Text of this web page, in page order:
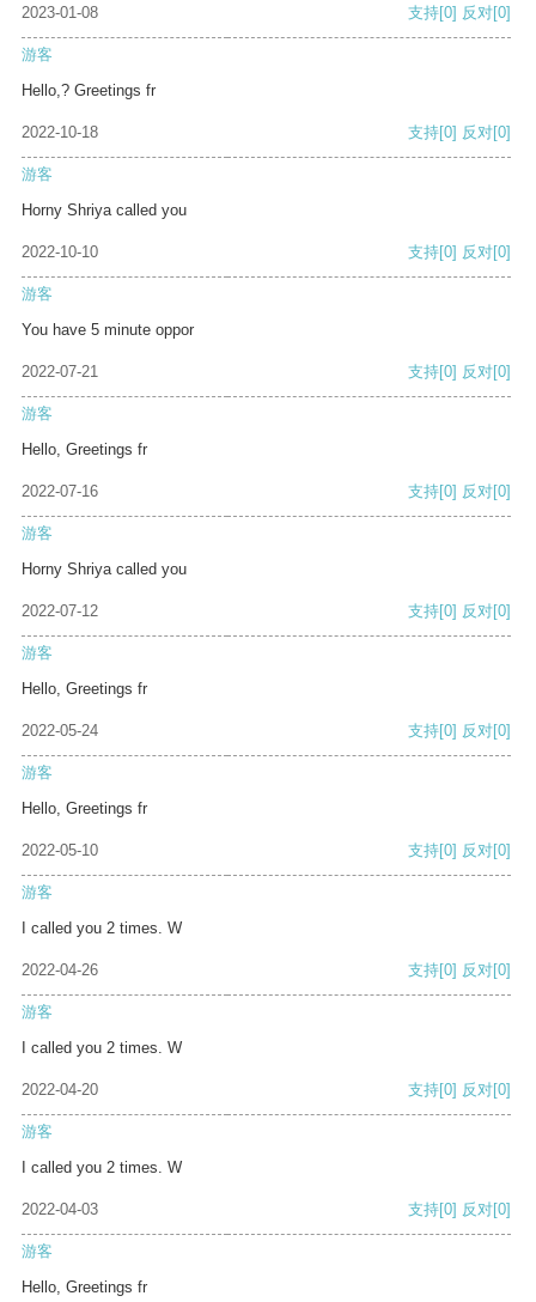
2023-01-08 支持[0] 反对[0]
游客
Hello,? Greetings fr
2022-10-18 支持[0] 反对[0]
游客
Horny Shriya called you
2022-10-10 支持[0] 反对[0]
游客
You have 5 minute oppor
2022-07-21 支持[0] 反对[0]
游客
Hello, Greetings fr
2022-07-16 支持[0] 反对[0]
游客
Horny Shriya called you
2022-07-12 支持[0] 反对[0]
游客
Hello, Greetings fr
2022-05-24 支持[0] 反对[0]
游客
Hello, Greetings fr
2022-05-10 支持[0] 反对[0]
游客
I called you 2 times. W
2022-04-26 支持[0] 反对[0]
游客
I called you 2 times. W
2022-04-20 支持[0] 反对[0]
游客
I called you 2 times. W
2022-04-03 支持[0] 反对[0]
游客
Hello, Greetings fr